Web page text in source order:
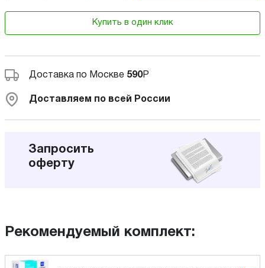
Купить в один клик
Доставка по Москве 590Р
Доставляем по всей России
Запросить
оферту
Рекомендуемый комплект: